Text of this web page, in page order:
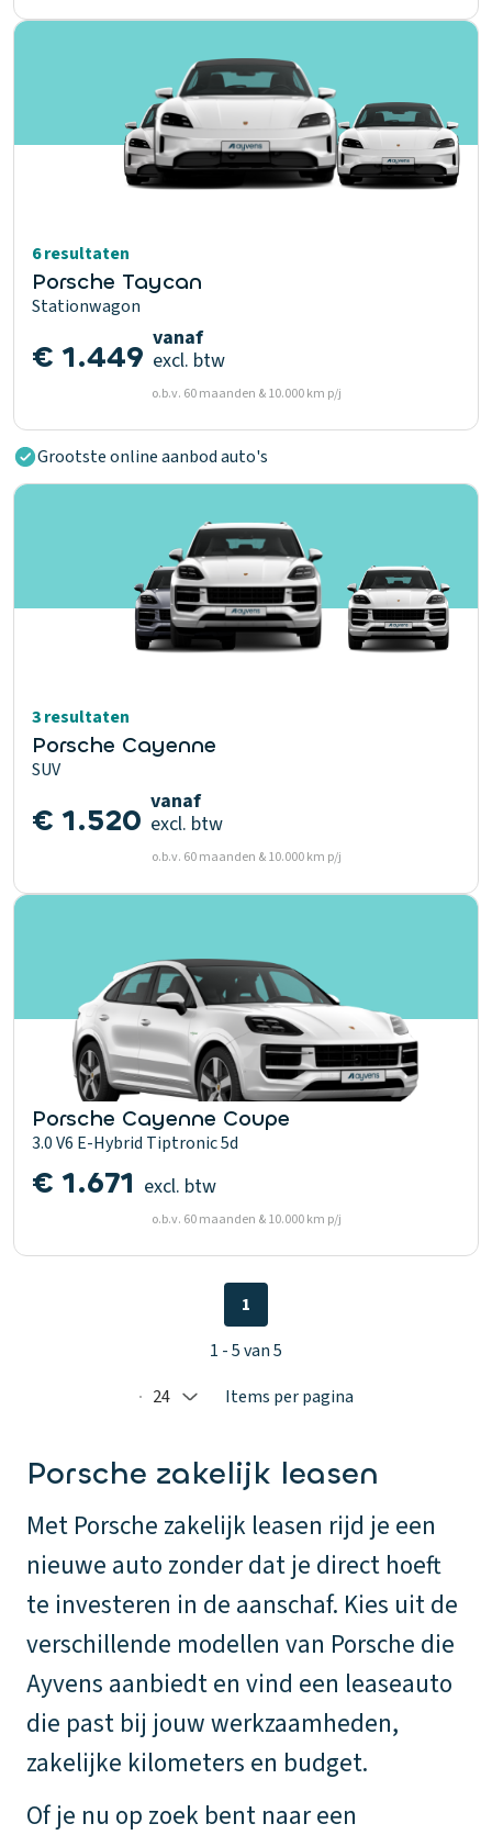
6 resultaten
Porsche Taycan
Stationwagon
€ 1.449 vanaf
excl. btw
o.b.v. 60 maanden & 10.000 km p/j
Grootste online aanbod auto's
3 resultaten
Porsche Cayenne
SUV
€ 1.520 vanaf
excl. btw
o.b.v. 60 maanden & 10.000 km p/j
Porsche Cayenne Coupe
3.0 V6 E-Hybrid Tiptronic 5d
€ 1.671 excl. btw
o.b.v. 60 maanden & 10.000 km p/j
Selected: 24
24 Items per pagina
1
1 - 5 van 5
Porsche zakelijk leasen
Met Porsche zakelijk leasen rijd je een
nieuwe auto zonder dat je direct hoeft
te investeren in de aanschaf. Kies uit de
verschillende modellen van Porsche die
Ayvens aanbiedt en vind een leaseauto
die past bij jouw werkzaamheden,
zakelijke kilometers en budget.
Of je nu op zoek bent naar een